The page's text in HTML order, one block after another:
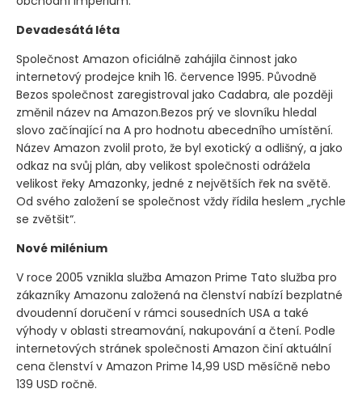
Devadesátá léta
Společnost Amazon oficiálně zahájila činnost jako
internetový prodejce knih 16. července 1995. Původně
Bezos společnost zaregistroval jako Cadabra, ale později
změnil název na Amazon.Bezos prý ve slovníku hledal
slovo začínající na A pro hodnotu abecedního umístění.
Název Amazon zvolil proto, že byl exotický a odlišný, a jako
odkaz na svůj plán, aby velikost společnosti odrážela
velikost řeky Amazonky, jedné z největších řek na světě.
Od svého založení se společnost vždy řídila heslem „rychle
se zvětšit“.
Nové milénium
V roce 2005 vznikla služba Amazon Prime Tato služba pro
zákazníky Amazonu založená na členství nabízí bezplatné
dvoudenní doručení v rámci sousedních USA a také
výhody v oblasti streamování, nakupování a čtení. Podle
internetových stránek společnosti Amazon činí aktuální
cena členství v Amazon Prime 14,99 USD měsíčně nebo
139 USD ročně.